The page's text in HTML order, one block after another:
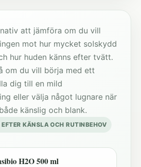
att jämföra om du vill
mot hur mycket solskydd
hur huden känns efter tvätt.
om du vill börja med ett
dig till en mild
eller välja något lugnare när
känslig och blank.
KÄNSLA OCH RUTINBEHOV
H2O 500 ml